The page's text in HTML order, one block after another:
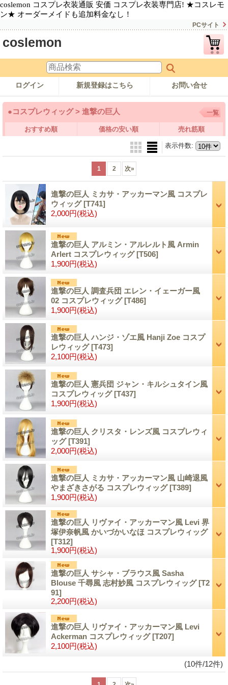
coslemon コスプレ衣装通販 安価 コスプレ衣装専門店! ★コスレモ
ン★ オーダーメイドも追加料金なし！
PCサイト
coslemon
ログイン 新規登録はこちら お問い合せ
●コスプレウィッグ > 進撃の巨人 一覧
おすすめ順 価格の安い順 売れ筋順
表示件数:
1 2 次»
進撃の巨人 ミカサ・アッカーマン風 コスプレ
ウィッグ[T741]
2,000円(税込)
進撃の巨人 アルミン・アルレルト風 Armin
Arlert コスプレウィッグ[T506]
1,900円(税込)
進撃の巨人 調査兵団 エレン・イェーガー風
02 コスプレウィッグ[T486]
1,900円(税込)
進撃の巨人 ハンジ・ゾエ風 Hanji Zoe コスプ
レウィッグ[T473]
2,100円(税込)
進撃の巨人 憲兵団 ジャン・キルシュタイン風
コスプレウィッグ[T437]
1,900円(税込)
進撃の巨人 クリスタ・レンズ風 コスプレウィ
ッグ[T391]
2,000円(税込)
進撃の巨人 ミカサ・アッカーマン風 山崎退風
やまざきさがる コスプレウィッグ[T389]
1,900円(税込)
進撃の巨人 リヴァイ・アッカーマン風 Levi 界
塚伊奈帆風 かいづかいなほ コスプレウィッグ
[T312]
1,900円(税込)
進撃の巨人 サシャ・ブラウス風 Sasha
Blouse 千尋風 志村妙風 コスプレウィッグ[T2
91]
2,200円(税込)
進撃の巨人 リヴァイ・アッカーマン風 Levi
Ackerman コスプレウィッグ[T207]
2,100円(税込)
(10件/12件)